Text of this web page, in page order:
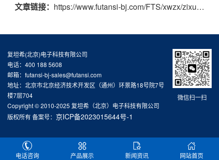
文章链接： https://www.futansi-bj.com/FTS/xwzx/zixun/474.html
微信扫一扫
复坦希(北京)电子科技有限公司
电话：400 188 5608
邮箱：futansi-bj-sales@futansi.com
地址：北京市北京经济技术开发区（通州）环景路18号院7号
楼7层704
Copyright © 2010-2025 复坦希（北京）电子科技有限公司
版权所有 备案号： 京ICP备2023015644号-1
电话咨询 产品展示 新闻资讯 网站首页